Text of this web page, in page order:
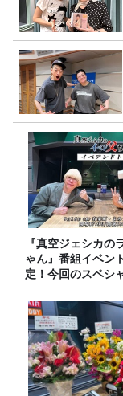
『真空ジェシカの
ゃん』番組イベン
定！今回のスペシ
は、タカアンドト